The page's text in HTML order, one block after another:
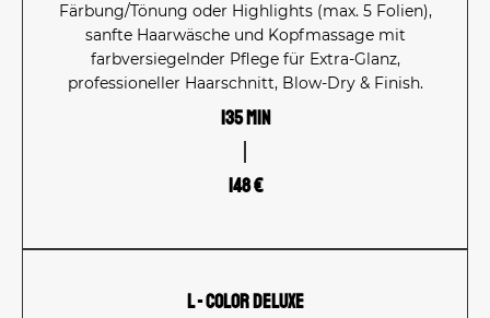
Färbung/Tönung oder Highlights (max. 5 Folien),
sanfte Haarwäsche und Kopfmassage mit
farbversiegelnder Pflege für Extra-Glanz,
professioneller Haarschnitt, Blow-Dry & Finish.
135 Min
148 €
L - Color Deluxe